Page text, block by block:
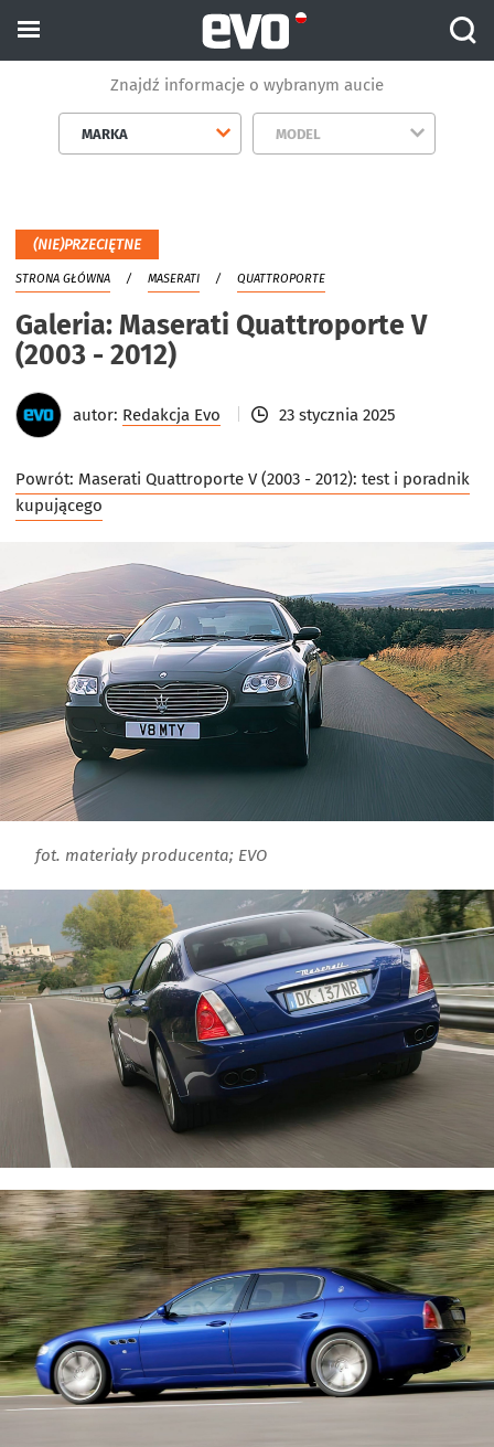
Znajdź informacje o wybranym aucie
MARKA MODEL
(NIE)PRZECIĘTNE
STRONA GŁÓWNA MASERATI QUATTROPORTE
Galeria: Maserati Quattroporte V
(2003 - 2012)
autor: Redakcja Evo 23 stycznia 2025
Powrót: Maserati Quattroporte V (2003 - 2012): test i poradnik
kupującego
fot. materiały producenta; EVO